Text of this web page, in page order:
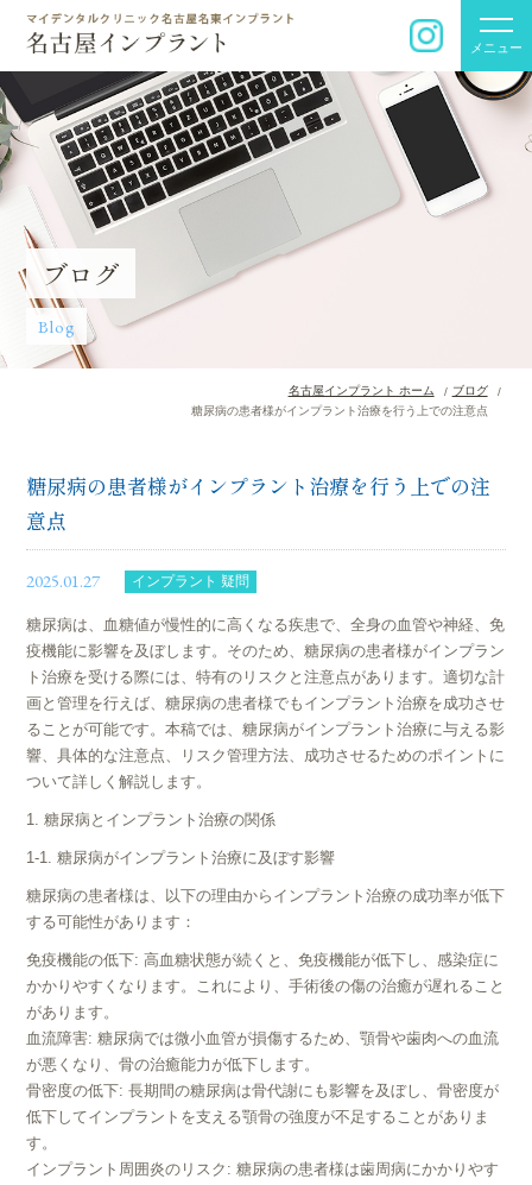
メニュー
ブログ
Blog
名古屋インプラント ホーム
ブログ
糖尿病の患者様がインプラント治療を行う上での注意点
糖尿病の患者様がインプラント治療を行う上での注
意点
2025.01.27 インプラント 疑問
糖尿病は、血糖値が慢性的に高くなる疾患で、全身の血管や神経、免
疫機能に影響を及ぼします。そのため、糖尿病の患者様がインプラン
ト治療を受ける際には、特有のリスクと注意点があります。適切な計
画と管理を行えば、糖尿病の患者様でもインプラント治療を成功させ
ることが可能です。本稿では、糖尿病がインプラント治療に与える影
響、具体的な注意点、リスク管理方法、成功させるためのポイントに
ついて詳しく解説します。
1. 糖尿病とインプラント治療の関係
1-1. 糖尿病がインプラント治療に及ぼす影響
糖尿病の患者様は、以下の理由からインプラント治療の成功率が低下
する可能性があります：
免疫機能の低下: 高血糖状態が続くと、免疫機能が低下し、感染症に
かかりやすくなります。これにより、手術後の傷の治癒が遅れること
があります。
血流障害: 糖尿病では微小血管が損傷するため、顎骨や歯肉への血流
が悪くなり、骨の治癒能力が低下します。
骨密度の低下: 長期間の糖尿病は骨代謝にも影響を及ぼし、骨密度が
低下してインプラントを支える顎骨の強度が不足することがありま
す。
インプラント周囲炎のリスク: 糖尿病の患者様は歯周病にかかりやす